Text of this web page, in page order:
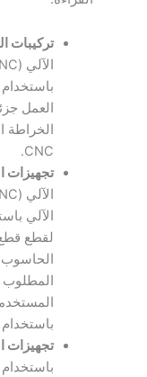
تركيبات
العمل
الخراطة
CNC.
تجهيزات
الآلي
لقطع
الحاسوب
تجهيزات